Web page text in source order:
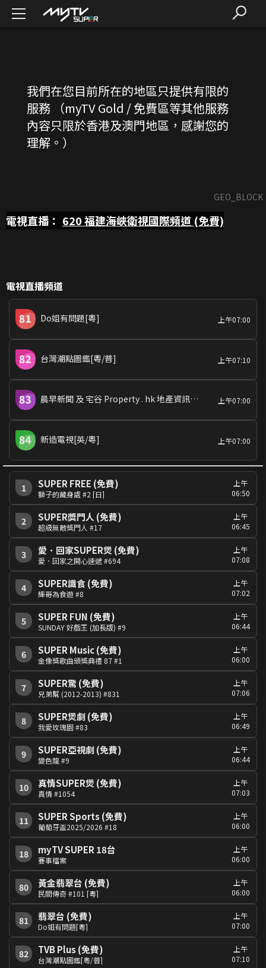
我們在您目前所在的地區只提供有限的
服務 （myTV Gold / 免費區等其他服務
內容只限於香港及澳門地區，感謝您的
理解。）
GEO_BLOCK
電視直播： 620福建海峽衛視國際頻道 (免費)
電視直播頻道
Do姐有問題[粵] 上午07:00
台灣潮點圖鑑[粵/普] 上午07:10
晨早新聞 及 宅谷 Property . hk 地產資訊網特約: 周末睇樓團 上午07:00
新造電視[英/粵] 上午07:00
1 SUPER FREE (免費)
獅子的藏身處 #2 [日]
上午
06:50
2 SUPER獎門人 (免費)
超級無敵獎門人 #17
上午
06:45
3 愛．回家SUPER煲 (免費)
愛．回家之開心速遞 #694
上午
07:08
4 SUPER識食 (免費)
輝哥為食遊 #8
上午
07:02
5 SUPER FUN (免費)
SUNDAY 好戲王 (加長版) #9
上午
06:44
6 SUPER Music (免費)
金像獎歌曲頒獎典禮 87 #1
上午
06:00
7 SUPER驚 (免費)
兄弟幫 (2012-2013) #831
上午
07:06
8 SUPER煲劇 (免費)
我愛玫瑰園 #83
上午
06:49
9 SUPER亞視劇 (免費)
變色龍 #9
上午
06:44
10 真情SUPER煲 (免費)
真情 #1054
上午
07:03
11 SUPER Sports (免費)
葡萄牙盃2025/2026 #18
上午
06:00
18 myTV SUPER 18台
賽事檔案
上午
06:00
80 黃金翡翠台 (免費)
民間傳奇 #101 [粵]
上午
06:00
81 翡翠台 (免費)
Do姐有問題[粵]
上午
07:00
82 TVB Plus (免費)
台灣潮點圖鑑[粵/普]
上午
07:10